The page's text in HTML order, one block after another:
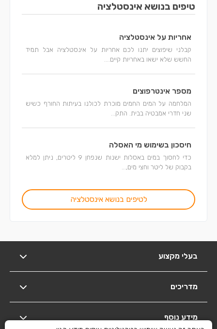
טיפים בנושא אינסטלציה
אחריות על אינסטלציה
קבלני שיפוצים יתנו לכם אחריות על אינסטלציה אבל תמיד
החשש שלא ישאו באחריות קיים....
מספר אינטרפוצים
המלחמה על המים החמים מוכרת לכולנו בעיתות החורף כשיש
שני חדרי אמבטיה בבית. התק...
חיסכון בשימוש מי האסלה
כדי לחסוך במים באסלות ישנות שנפחן 9 ליטרים, ניתן למלא
בקבוק של ליטר וחצי מים,...
לטיפים בנושא אינסטלציה
בעלי מקצוע
מדריכים
מידע נוסף